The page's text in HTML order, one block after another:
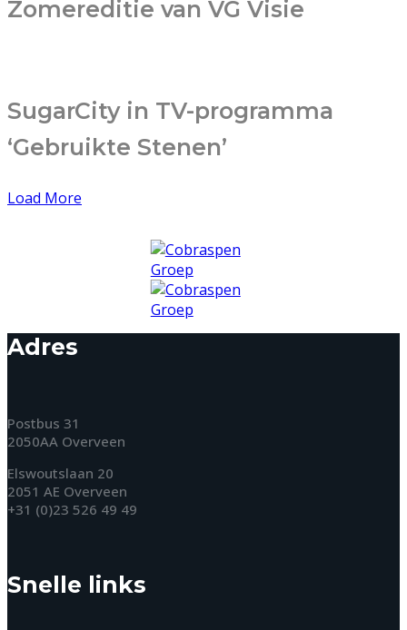
Zomereditie van VG Visie
SugarCity in TV-programma
‘Gebruikte Stenen’
Load More
Adres
Postbus 31
2050AA Overveen
Elswoutslaan 20
2051 AE Overveen
+31 (0)23 526 49 49
Snelle links